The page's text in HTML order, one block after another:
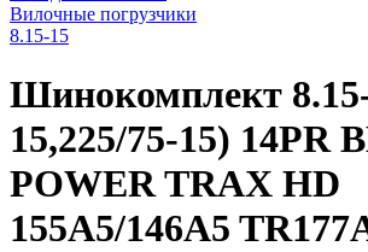
Вилочные погрузчики
8.15-15
Шинокомплект
15,225/75-15) 14PR
POWER TRAX HD
155A5/146A5